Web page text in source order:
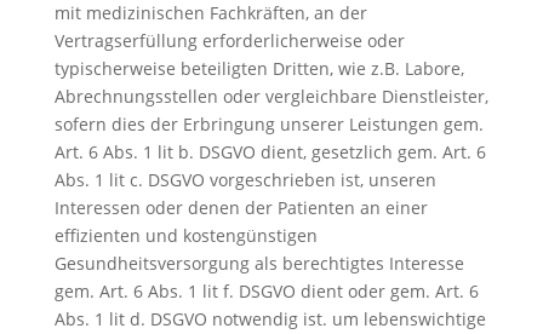
mit medizinischen Fachkräften, an der
Vertragserfüllung erforderlicherweise oder
typischerweise beteiligten Dritten, wie z.B. Labore,
Abrechnungsstellen oder vergleichbare Dienstleister,
sofern dies der Erbringung unserer Leistungen gem.
Art. 6 Abs. 1 lit b. DSGVO dient, gesetzlich gem. Art. 6
Abs. 1 lit c. DSGVO vorgeschrieben ist, unseren
Interessen oder denen der Patienten an einer
effizienten und kostengünstigen
Gesundheitsversorgung als berechtigtes Interesse
gem. Art. 6 Abs. 1 lit f. DSGVO dient oder gem. Art. 6
Abs. 1 lit d. DSGVO notwendig ist. um lebenswichtige